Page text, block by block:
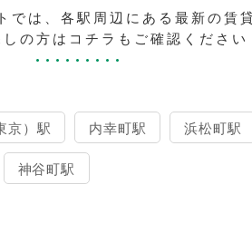
では、各駅周辺にある最新の賃
の方はコチラもご確認ください
京）駅 内幸町駅 浜松町駅
神谷町駅